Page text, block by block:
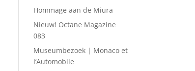
Hommage aan de Miura
Nieuw! Octane Magazine
083
Museumbezoek | Monaco et
l’Automobile